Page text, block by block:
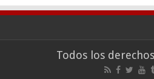
Todos los